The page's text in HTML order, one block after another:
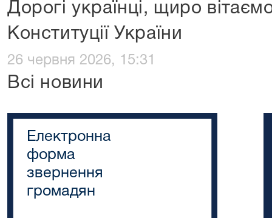
Дорогі українці, щиро
Конституції України
26 червня 2026, 15:31
Всі новини
Електронна
форма
звернення
громадян